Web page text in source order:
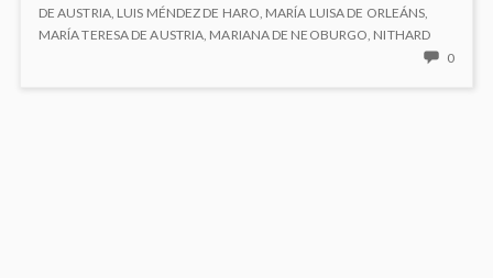
DE
AUSTRIA
DE AUSTRIA, LUIS MÉNDEZ DE HARO MARÍA LUISA DE ORLEÁNS
MARÍA TERESA DE AUSTRIA MARIANA DE NEOBURGO NITHARD
0NO